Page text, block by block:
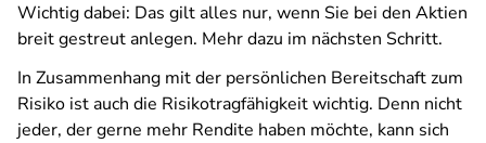
Wichtig dabei: Das gilt alles nur, wenn Sie bei den Aktien
breit gestreut anlegen. Mehr dazu im nächsten Schritt.
In Zusammenhang mit der persönlichen Bereitschaft zum
Risiko ist auch die Risikotragfähigkeit wichtig. Denn nicht
jeder, der gerne mehr Rendite haben möchte, kann sich